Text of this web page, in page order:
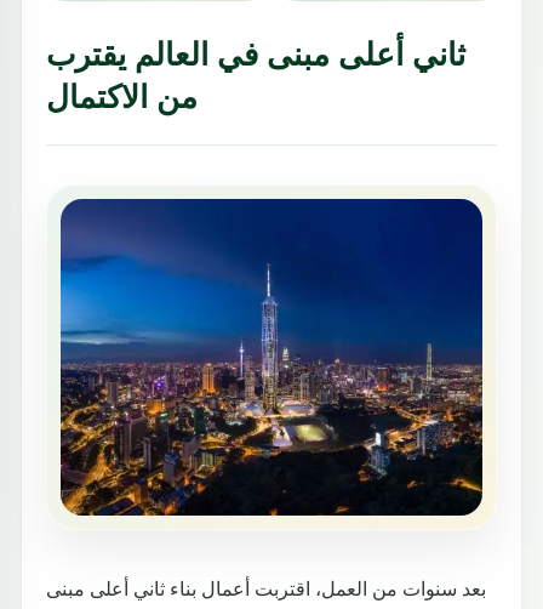
ثاني أعلى مبنى في العالم يقترب
من الاكتمال
بعد سنوات من العمل، اقتربت أعمال بناء ثاني أعلى مبنى